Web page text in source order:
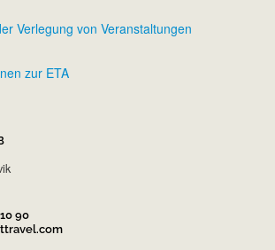
Verlegung von Veranstaltungen
zur ETA
90